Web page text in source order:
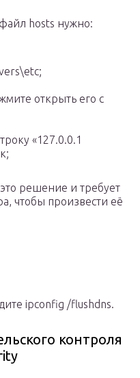
hosts нужно:
открыть его с
«127.0.0.1
решение и требует
чтобы произвести её
ipconfig /flushdns.
контроля